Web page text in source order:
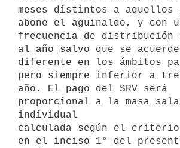
meses distintos a aquellos
abone el aguinaldo, y con
frecuencia de distribución
al año salvo que se
diferente en los ámbitos
pero siempre inferior a
año. El pago del SRV será
proporcional a la masa
individual
calculada según el criterio
en el inciso 1° del